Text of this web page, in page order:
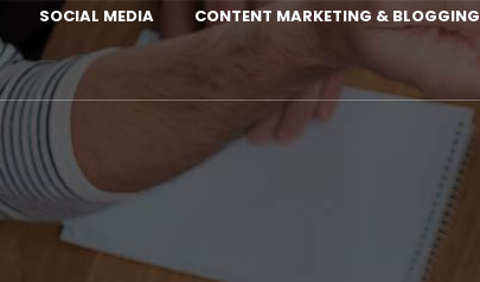
SOCIAL MEDIA CONTENT MARKETING & BLOGGING